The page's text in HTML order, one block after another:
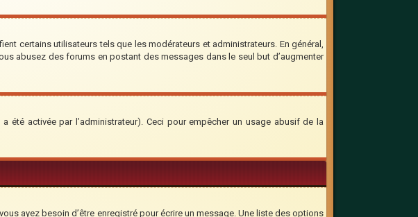
certains utilisateurs tels que les modérateurs et administrateurs. En général,
abusez des forums en postant des messages dans le seul but d’augmenter
été activée par l’administrateur). Ceci pour empêcher un usage abusif de la
ayez besoin d’être enregistré pour écrire un message. Une liste des options